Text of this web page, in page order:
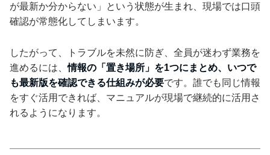
が最新か分からない」という状態が生まれ、現場では口頭
確認が常態化してしまいます。
したがって、トラブルを未然に防ぎ、全員が迷わず業務を
進めるには、情報の「置き場所」を1つにまとめ、いつで
も最新版を確認できる仕組みが必要です。誰でも同じ情報
をすぐ活用できれば、マニュアルが現場で継続的に活用さ
れるようになります。